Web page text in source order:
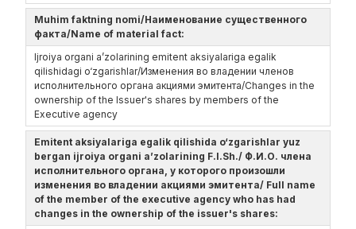
Muhim faktning nomi/Наименование существенного
факта/Name of material fact:
Ijroiya organi a’zolarining emitent aksiyalariga egalik
qilishidagi o‘zgarishlar/Изменения во владении членов
исполнительного органа акциями эмитента/Changes in the
ownership of the Issuer's shares by members of the
Executive agency
Emitent aksiyalariga egalik qilishida o‘zgarishlar yuz
bergan ijroiya organi a’zolarining F.I.Sh./ Ф.И.О. члена
исполнительного органа, у которого произошли
изменения во владении акциями эмитента/ Full name
of the member of the executive agency who has had
changes in the ownership of the issuer's shares: